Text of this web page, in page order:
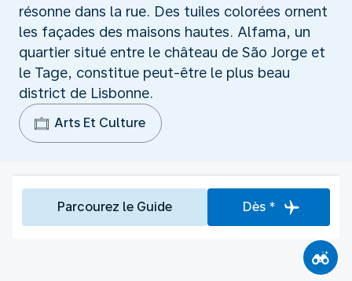
résonne dans la rue. Des tuiles colorées ornent
les façades des maisons hautes. Alfama, un
quartier situé entre le château de São Jorge et
le Tage, constitue peut-être le plus beau
district de Lisbonne.
Arts Et Culture
Parcourez le Guide Dès *